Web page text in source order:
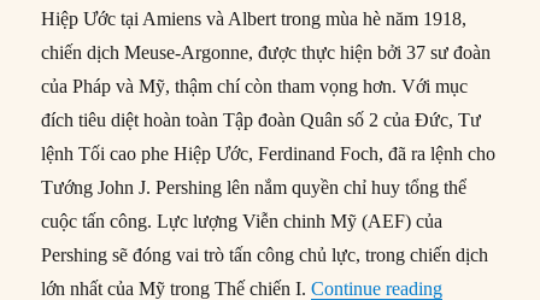
Hiệp Ước tại Amiens và Albert trong mùa hè năm 1918,
chiến dịch Meuse-Argonne, được thực hiện bởi 37 sư đoàn
của Pháp và Mỹ, thậm chí còn tham vọng hơn. Với mục
đích tiêu diệt hoàn toàn Tập đoàn Quân số 2 của Đức, Tư
lệnh Tối cao phe Hiệp Ước, Ferdinand Foch, đã ra lệnh cho
Tướng John J. Pershing lên nắm quyền chỉ huy tổng thể
cuộc tấn công. Lực lượng Viễn chinh Mỹ (AEF) của
Pershing sẽ đóng vai trò tấn công chủ lực, trong chiến dịch
lớn nhất của Mỹ trong Thế chiến I.Continue reading“26/09/